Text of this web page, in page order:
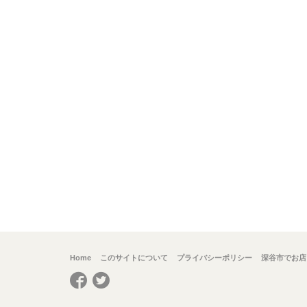
Home このサイトについて プライバシーポリシー 深谷市でお
Facebook
Twitter